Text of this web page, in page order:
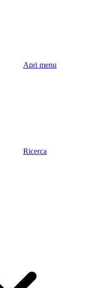
Apri menu
Ricerca